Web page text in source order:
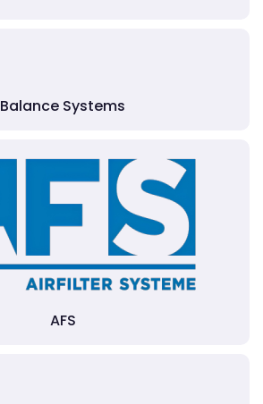
Balance Systems
AFS